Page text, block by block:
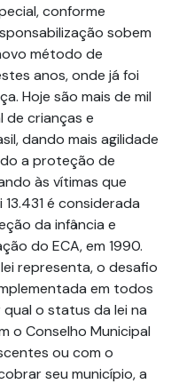
conforme
sobem
método de
anos, onde já foi
Hoje são mais de mil
de crianças e
dando mais agilidade
a proteção de
às vítimas que
é considerada
da infância e
do ECA, em 1990.
representa, o desafio
em todos
o status da lei na
o Conselho Municipal
ou com o
seu município, a